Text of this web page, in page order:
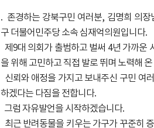
.존경하는 강북구민 여러분, 김명희 의장
구 더불어민주당 소속 심재억의원입니다.
제9대 의회가 출범하고 벌써 4년 가까운
을 위해 고민하고 직접 발로 뛰며 노력해
신뢰와 애정을 가지고 보내주신 구민 여
하겠다는 다짐을 전합니다.
그럼 자유발언을 시작하겠습니다.
최근 반려동물을 키우는 가구가 꾸준히